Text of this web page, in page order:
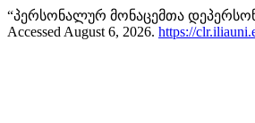
“პერსონალურ მონაცემთა
Accessed August 6, 2026. https://